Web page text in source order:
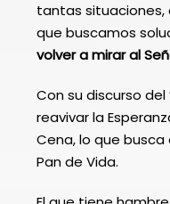
tantas situaciones,
que buscamos
volver a mirar al
Con su discurso del
reavivar la
Cena, lo que
Pan de Vida.